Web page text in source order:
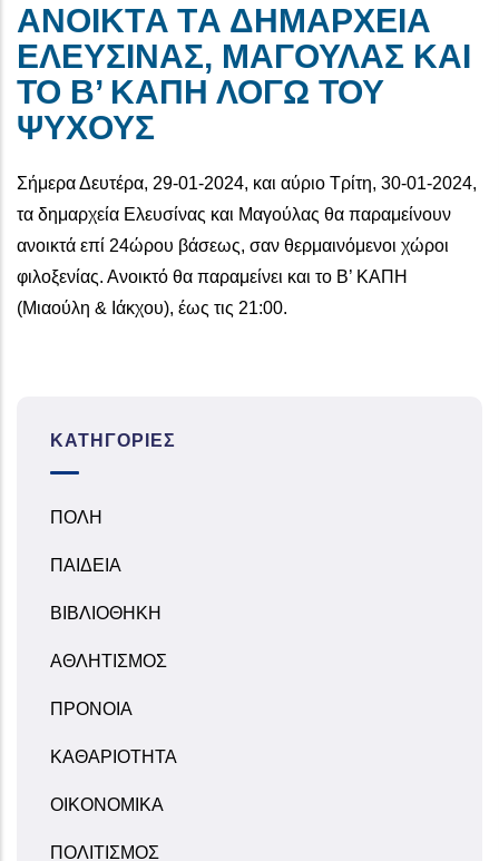
ΑΝΟΙΚΤA ΤA ΔΗΜΑΡΧΕΙΑ
ΕΛΕΥΣΙΝΑΣ, ΜΑΓΟΥΛΑΣ ΚΑΙ
ΤΟ Β’ ΚΑΠΗ ΛΟΓΩ ΤΟΥ
ΨΥΧΟΥΣ
Σήμερα Δευτέρα, 29-01-2024, και αύριο Τρίτη, 30-01-2024,
τα δημαρχεία Ελευσίνας και Μαγούλας θα παραμείνουν
ανοικτά επί 24ώρου βάσεως, σαν θερμαινόμενοι χώροι
φιλοξενίας. Ανοικτό θα παραμείνει και το Β’ ΚΑΠΗ
(Μιαούλη & Ιάκχου), έως τις 21:00.
ΚΑΤΗΓΟΡΊΕΣ
ΠΟΛΗ
ΠΑΙΔΕΙΑ
ΒΙΒΛΙΟΘΗΚΗ
ΑΘΛΗΤΙΣΜΟΣ
ΠΡΟΝΟΙΑ
ΚΑΘΑΡΙΟΤΗΤΑ
ΟΙΚΟΝΟΜΙΚΑ
ΠΟΛΙΤΙΣΜΟΣ